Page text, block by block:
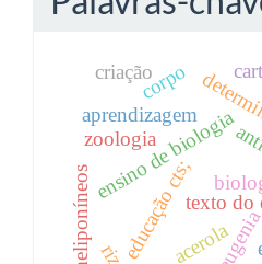
texto do
ensino de biologia
educação cts;
aprendizagem
acerola
meliponíneos
zoologia
corpo
criação